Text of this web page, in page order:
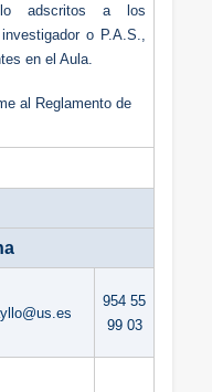
adscritos a los
o P.A.S.,
en el Aula.
al Reglamento de
@us.es
954 55
99 03